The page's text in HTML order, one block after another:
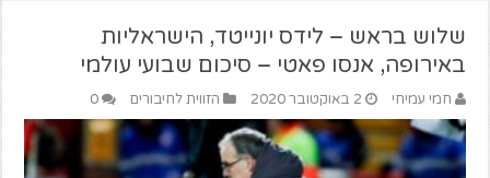
שלוש בראש – לידס יונייטד, הישראליות
באירופה, אנסו פאטי – סיכום שבועי עולמי
חמי עמיחי 2 באוקטובר 2020 הזווית לחיבורים 0